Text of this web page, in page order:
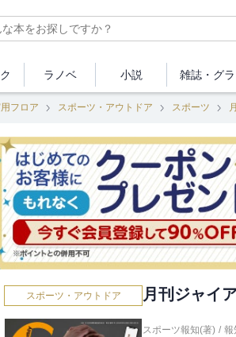
ラノベ 小説 雑誌・ グ
フロア スポーツ・アウトドア スポーツ
スポーツ・アウトドア 月刊ジャイ
スポーツ報知(著) / 報